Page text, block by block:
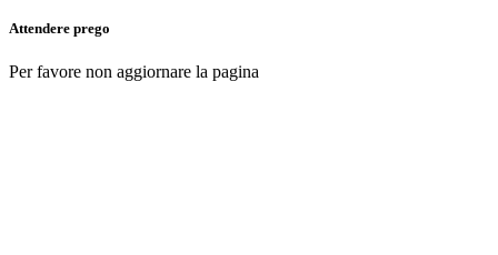
Attendere prego
Per favore non aggiornare la pagina